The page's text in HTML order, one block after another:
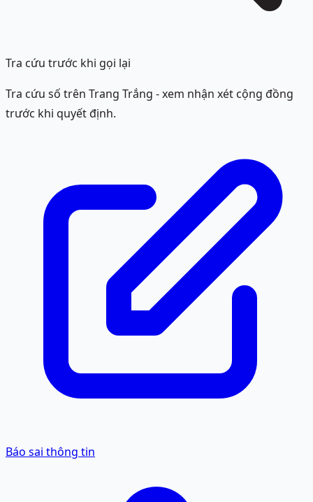
Tra cứu trước khi gọi lại
Tra cứu số trên Trang Trắng - xem nhận xét cộng đồng
trước khi quyết định.
Báo sai thông tin